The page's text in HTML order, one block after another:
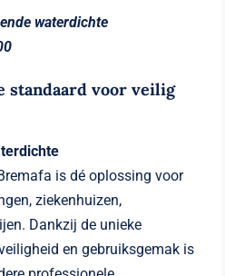
waterdichte
standaard voor veilig
is dé oplossing voor
ziekenhuizen,
Dankzij de unieke
en gebruiksgemak is